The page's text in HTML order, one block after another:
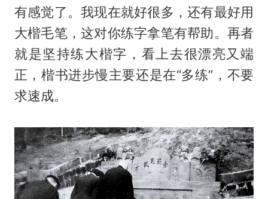
有感觉了。我现在就好很多，还有最好用
大楷毛笔，这对你练字拿笔有帮助。再者
就是坚持练大楷字，看上去很漂亮又端
正，楷书进步慢主要还是在“多练”，不要
求速成。